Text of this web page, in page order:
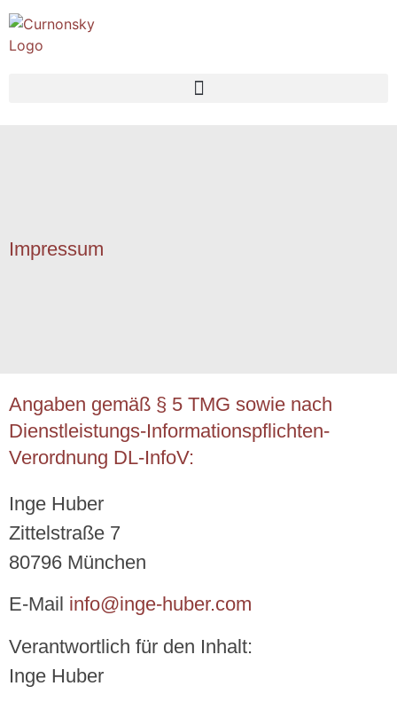
Impressum
Angaben gemäß § 5 TMG sowie nach
Dienstleistungs-Informationspflichten-
Verordnung DL-InfoV:
Inge Huber
Zittelstraße 7
80796 München
E-Mail info@inge-huber.com
Verantwortlich für den Inhalt:
Inge Huber